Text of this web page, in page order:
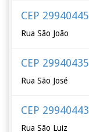
CEP 29940445
Rua São João
CEP 29940435
Rua São José
CEP 29940443
Rua São Luiz